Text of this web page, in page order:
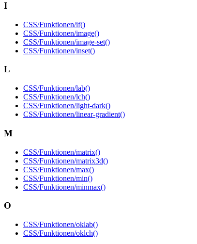
I
CSS/Funktionen/if()
CSS/Funktionen/image()
CSS/Funktionen/image-set()
CSS/Funktionen/inset()
L
CSS/Funktionen/lab()
CSS/Funktionen/lch()
CSS/Funktionen/light-dark()
CSS/Funktionen/linear-gradient()
M
CSS/Funktionen/matrix()
CSS/Funktionen/matrix3d()
CSS/Funktionen/max()
CSS/Funktionen/min()
CSS/Funktionen/minmax()
O
CSS/Funktionen/oklab()
CSS/Funktionen/oklch()